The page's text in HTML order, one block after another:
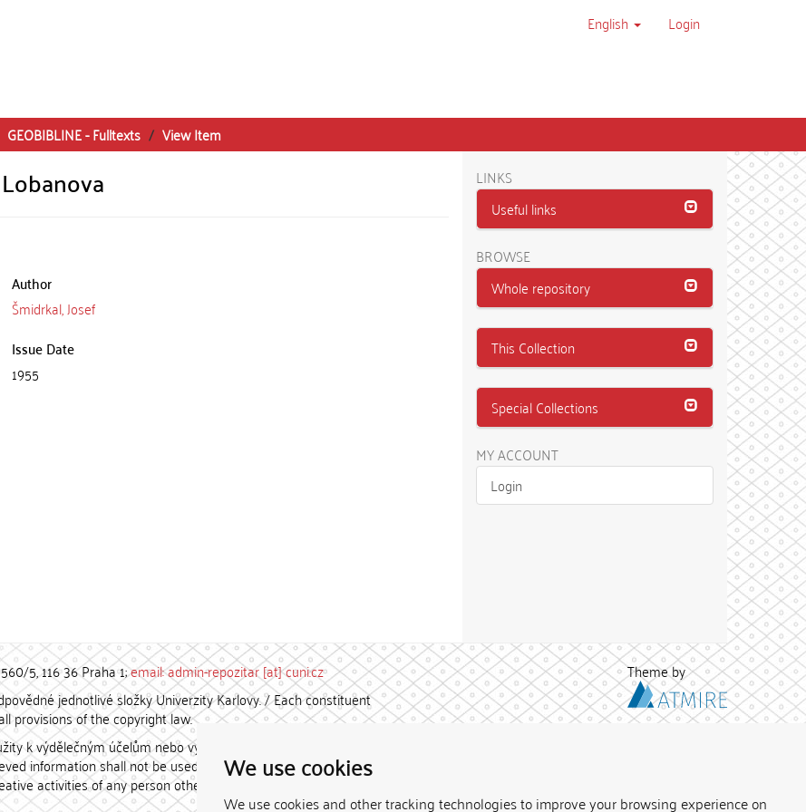
We use cookies
We use cookies and other tracking technologies to improve your browsing experience on
English Login
GEOBIBLINE - Fulltexts View Item
Author
Šmidrkal, Josef
Issue Date
1955
LINKS
Useful links
BROWSE
Whole repository
This Collection
Special Collections
MY ACCOUNT
Login
5, 116 36 Praha 1;email: admin-repozitar [at] cuni.cz
jednotlivé složky Univerzity Karlovy. / Each constituent
provisions of the copyright law.
k výdělečným účelům nebo vydávány za studijní, vědeckou
information shall not be used for any commercial purposes
activities of any person other than the author.
Theme by